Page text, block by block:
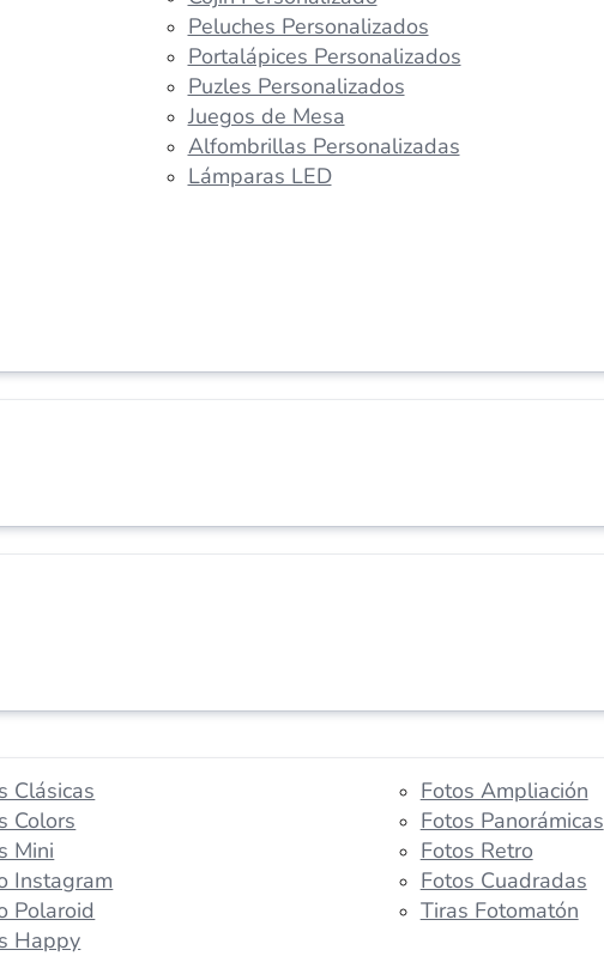
Peluches Personalizados
Portalápices Personalizados
Puzles Personalizados
Juegos de Mesa
Alfombrillas Personalizadas
Lámparas LED
Clásicas
Colors
Mini
Instagram
Polaroid
Happy
Fotos Ampliación
Fotos Panorámicas
Fotos Retro
Fotos Cuadradas
Tiras Fotomatón